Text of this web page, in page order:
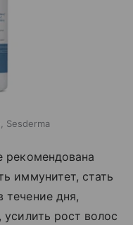
Sesderma
рекомендована
иммунитет, стать
дня,
усилить рост волос